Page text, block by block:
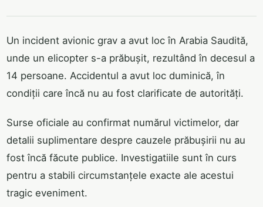
Un incident avionic grav a avut loc în Arabia Saudită,
unde un elicopter s-a prăbușit, rezultând în decesul a
14 persoane. Accidentul a avut loc duminică, în
condiții care încă nu au fost clarificate de autorități.
Surse oficiale au confirmat numărul victimelor, dar
detalii suplimentare despre cauzele prăbușirii nu au
fost încă făcute publice. Investigatiile sunt în curs
pentru a stabili circumstanțele exacte ale acestui
tragic eveniment.